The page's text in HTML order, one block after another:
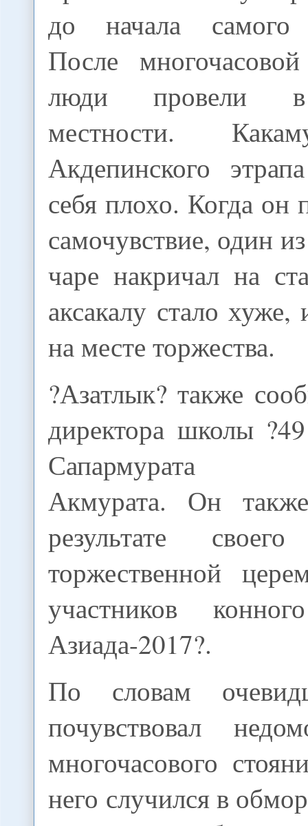
до начала самого
После
люди провели в
местности.
Акдепинского
себя плохо. Когда он
самочувствие, один
чаре накричал на
аксакалу стало хуже,
на месте торжества.
?Азатлык? также
директора школы
Сапармурата
Акмурата. Он
результате
торжественной
участников
Азиада-2017?.
По словам
почувствовал
многочасового
него случился в